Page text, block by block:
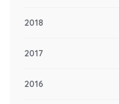
2018
2017
2016